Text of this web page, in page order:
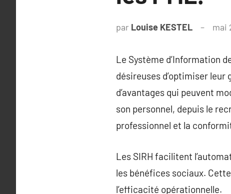
par Louise KESTEL mai
Le Système d’Information
désireuses d’optimiser
d’avantages qui peuvent
son personnel, depuis le
professionnel et la
Les SIRH facilitent
les bénéfices sociaux.
l’efficacité opérationnelle.